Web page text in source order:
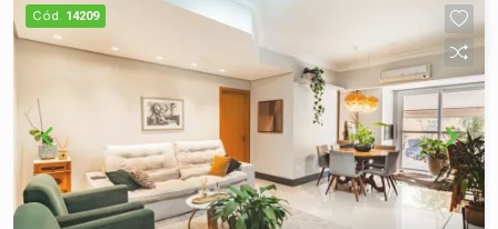
churrasqueira, ideal para viver bons momentos
com quem você gosta. O condomínio oferece
infraestrutura completa, com piscina, academia,
salão de festas e segurança, proporcionando
ainda mais comodidade para toda a família. Um
imóvel completo, pensado nos detalhes para
encantar. Agende sua visita e venha conhecer seu
novo lar!
Cód. 14209